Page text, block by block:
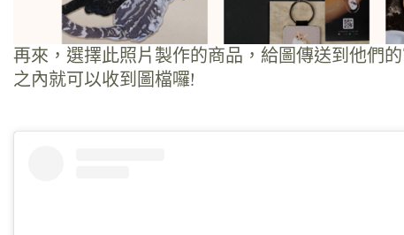
再來，選擇此照片製作的商品，給圖傳送到他們
之內就可以收到圖檔囉!